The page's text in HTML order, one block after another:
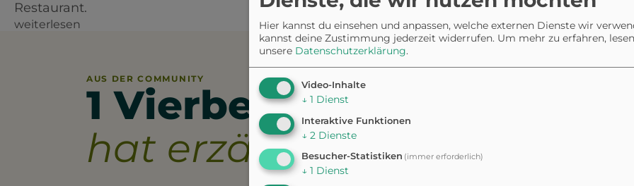
Restaurant.
weiterlesen
AUS DER COMMUNITY
1 Vierbeiner
hat erzählt.
Hier kannst du einsehen und anpassen, welche externen Dienste wir
kannst deine Zustimmung jederzeit widerrufen. Um mehr zu erfahren,
unsere Datenschutzerklärung.
Video-Inhalte
↓ 1 Dienst
Interaktive Funktionen
↓ 2 Dienste
Besucher-Statistiken (immer erforderlich)
↓ 1 Dienst